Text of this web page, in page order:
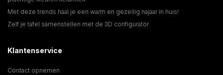
Met deze trends haal je een warm en gezellig najaar in huis!
Zelf je tafel samenstellen met de 3D configurator
Klantenservice
Contact opnemen